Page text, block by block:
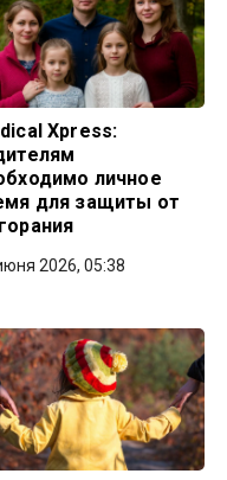
Xpress:
личное
для защиты от
2026, 05:38